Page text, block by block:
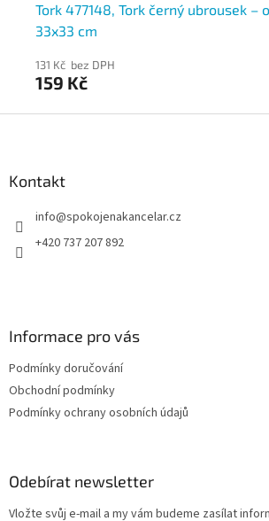
Tork 477148, Tork černý ubrousek –
33x33 cm
131 Kč bez DPH
159 Kč
Kontakt
info@spokojenakancelar.cz
+420 737 207 892
Informace pro vás
Podmínky doručování
Obchodní podmínky
Podmínky ochrany osobních údajů
Odebírat newsletter
Vložte svůj e-mail a my vám budeme zasílat